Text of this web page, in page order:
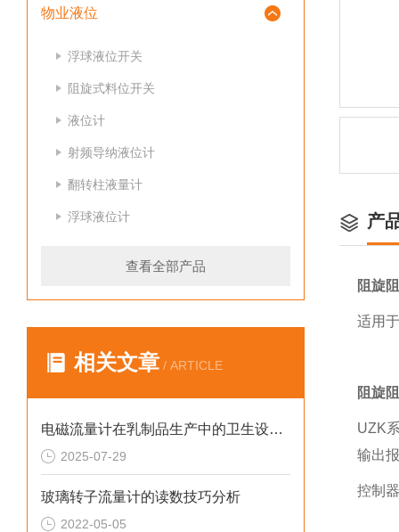
物业液位
浮球液位开关
阻旋式料位开关
液位计
射频导纳液位计
翻转柱液量计
浮球液位计
查看全部产品
相关文章 / ARTICLE
电磁流量计在乳制品生产中的卫生设计与应用
2025-07-29
玻璃转子流量计的读数技巧分析
2022-05-05
产
阻旋
适用
阻旋
UZK
输出
控制